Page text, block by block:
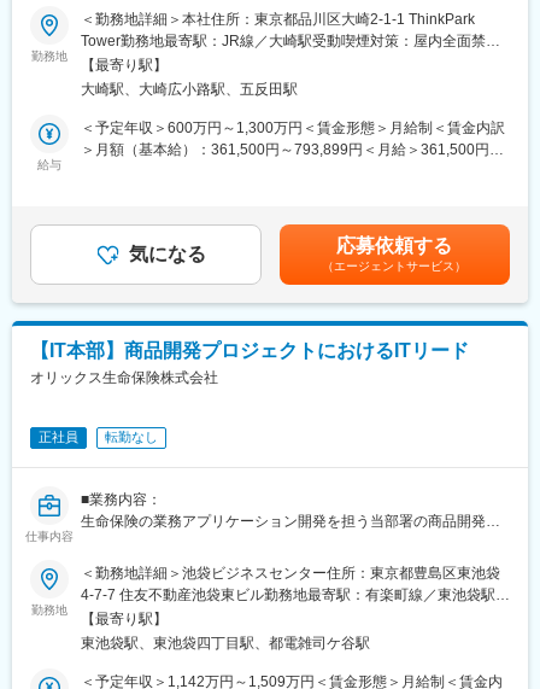
■組織構成
各部門20代～40代のエンジニアが在籍しており、中途入社者が６
～7割を占める為、入社後も馴染みやすい環境です。また、部内の
雰囲気も落ち着いており和やかな雰囲気です。
所定労働7時間、全社平均残業20時間程度で、フレックス制度の
活用も可能です。リモートワークも可能となっており、ワークラ
し、以来、『がん保険・医療保険保有契約件数NO.1』のリーディ
ングカンパニーとなっています。
また、生命保険業界でもトップクラスのDX活用を推進しており、
DX認定事業者第一号として認定されています。システム部門には
中途入社者も多く、安心して就業いただけます。定着率が非常に
高く、社員を大切にする日系的特徴を併せ持った会社です。
変更の範囲：会社の定める業務
■業務内容：
売上、契約件数の増加に伴うシステム人員強化の為の募集です。
ITプロダクト開発部、ITフロント開発部のいずれかのグループでの
採用となります。自社の生命保険商品に関するシステム開発・保
守業務をお任せいたします。
※開発作業は外部ベンダーに委託しています。
■業務詳細：
・代理店システムに関する全社開発プロジェクトの実行・保守
・その他社内システムに関する全社開発プロジェクトの実行・保
・開発プロジェクト計画の策定および社内承認に向けた提案や各
種サポート
です。
・ITフロント開発部 各グループ4～8名程度で全20名程度の組織
20代から50代まで幅広く在籍しています。
ITプロダクト開発部のミッションは契約管理システムの開発およ
びその保守を行っていくことです。契約管理システムなどのシス
テムを自社で開発しています。
ITフロント開発部のミッションは代理店向けのシステムや社内シ
開発全体の企画機能を持っています。金融機関向け生保WEBや社
勤務地
＜勤務地詳細＞本社住所：東京都品川区大崎2-1-1 ThinkPark
Tower勤務地最寄駅：JR線／大崎駅受動喫煙対策：屋内全面禁煙
変更の範囲：会社の定める事業所（リモートワーク含む）
【最寄り駅】
大崎駅、大崎広小路駅、五反田駅
給与
＜予定年収＞600万円～1,300万円＜賃金形態＞月給制＜賃金内訳
＞月額（基本給）：361,500円～793,899円＜月給＞361,500円～
はあくまでも目安の金額であり、選考を通じて上下する可能性が
あります。 ・賞与：年１回（6月）・給与改定：年1回（６月）賃
金はあくまでも目安の金額であり、選考を通じて上下する可能性
があります。月給(月額)は固定手当を含めた表記です。
気になる 応募依頼する
（エージェントサービス）
【IT本部】商品開発プロジェクトにおけるITリード
オリックス生命保険株式会社
正社員 転勤なし
仕事内容
■業務内容：
生命保険の業務アプリケーション開発を担う当部署の商品開発案
ビジネス要件の確認、システム要件定義、設計、開発～テスト、
リリースと一連のデリバリー業務を行う中で、商品開発プロジェ
クトにおけるITリードの役割*を期待します。
*IT開発全体の成果物作成をリードし、IT開発全体における主要成
果物のレビュー、各システム／基盤の進捗・課題・リスク・品
質・費用等の管理
勤務地
＜勤務地詳細＞池袋ビジネスセンター住所：東京都豊島区東池袋
4-7-7 住友不動産池袋東ビル勤務地最寄駅：有楽町線／東池袋駅受
動喫煙対策：屋内全面禁煙変更の範囲：会社の定める事業所
【最寄り駅】
東池袋駅、東池袋四丁目駅、都電雑司ケ谷駅
＜予定年収＞1,142万円～1,509万円＜賃金形態＞月給制＜賃金内